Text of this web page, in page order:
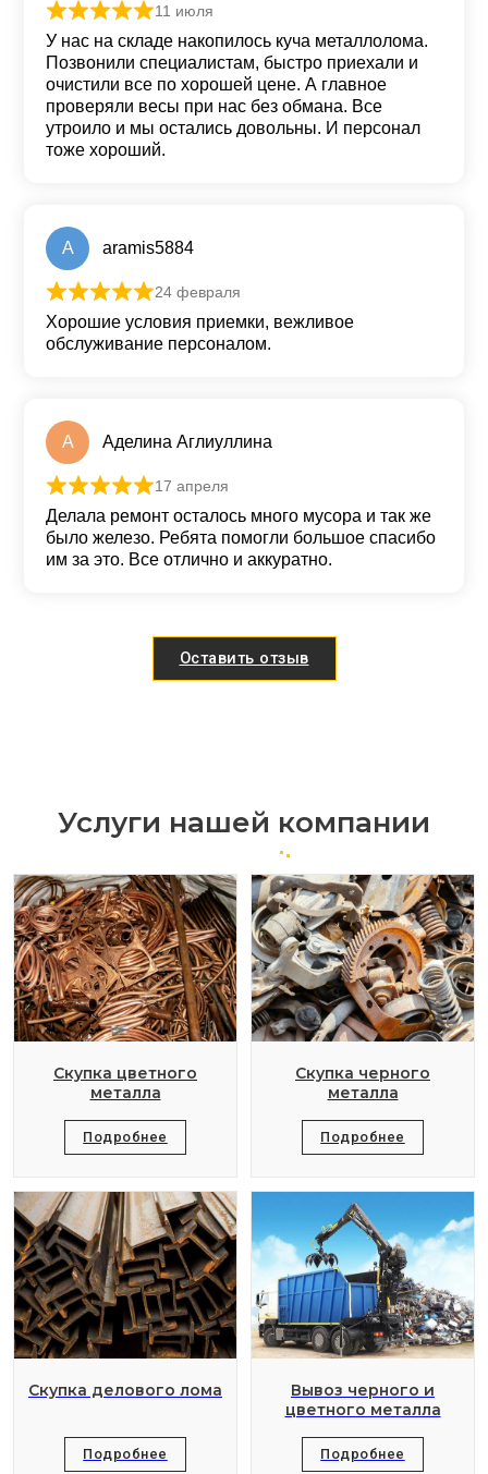
Оценка
11 июля
У нас на складе накопилось куча металлолома.
Позвонили специалистам, быстро приехали и
очистили все по хорошей цене. А главное
проверяли весы при нас без обмана. Все
утроило и мы остались довольны. И персонал
тоже хороший.
A aramis5884
Оценка из 5
24 февраля
Хорошие условия приемки, вежливое
обслуживание персоналом.
А Аделина Аглиуллина
Оценка из 5
17 апреля
Делала ремонт осталось много мусора и так же
было железо. Ребята помогли большое спасибо
им за это. Все отлично и аккуратно.
Оставить отзыв
Услуги нашей компании
Скупка цветного
металла
Подробнее
Скупка черного
металла
Подробнее
Скупка делового лома
Подробнее
Вывоз черного и
цветного металла
Подробнее